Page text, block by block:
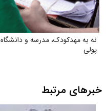
نه به مهدکودک، مدرسه و دانشگاه
پولی
خبرهای مرتبط